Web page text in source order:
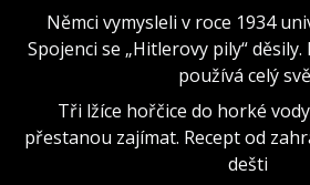
Němci vymysleli v roce 1934
Spojenci se „Hitlerovy pily“
používá celý
Tři lžíce hořčice do horké
přestanou zajímat. Recept od
dešti